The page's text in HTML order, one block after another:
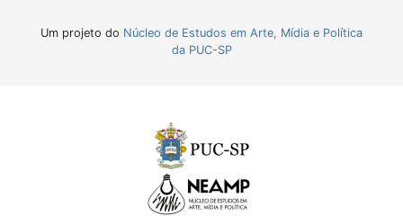
Um projeto do Núcleo de Estudos em Arte, Mídia e Política
da PUC-SP